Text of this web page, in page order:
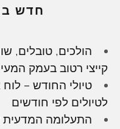
חדש ב OUTPANEL
הולכים, טובלים,
קייצי רטוב בעמק
טיולי החודש –
לטיולים לפי חודשים
התעלומה המדעית